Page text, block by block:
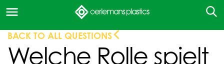
BACK TO ALL QUESTIONS
Welche Rolle spielt